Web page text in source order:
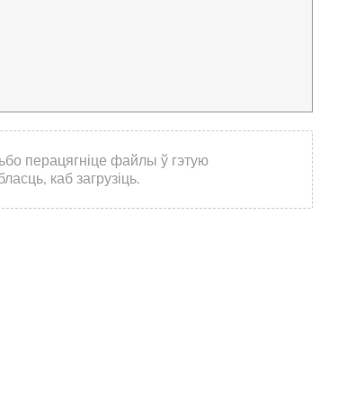
перацягніце файлы ў гэтую
каб загрузіць.